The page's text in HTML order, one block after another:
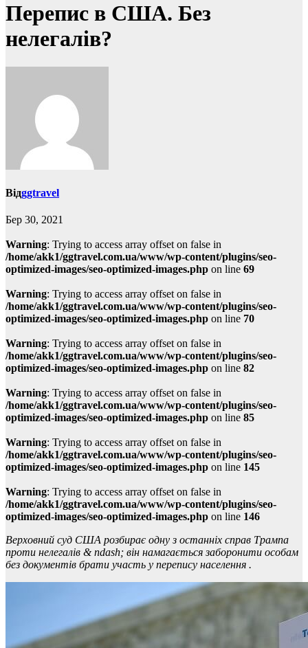
Перепис в США. Без
нелегалів?
Відggtravel
Бер 30, 2021
Warning: Trying to access array offset on false in
/home/akk1/ggtravel.com.ua/www/wp-content/plugins/seo-
optimized-images/seo-optimized-images.php on line 69
Warning: Trying to access array offset on false in
/home/akk1/ggtravel.com.ua/www/wp-content/plugins/seo-
optimized-images/seo-optimized-images.php on line 70
Warning: Trying to access array offset on false in
/home/akk1/ggtravel.com.ua/www/wp-content/plugins/seo-
optimized-images/seo-optimized-images.php on line 82
Warning: Trying to access array offset on false in
/home/akk1/ggtravel.com.ua/www/wp-content/plugins/seo-
optimized-images/seo-optimized-images.php on line 85
Warning: Trying to access array offset on false in
/home/akk1/ggtravel.com.ua/www/wp-content/plugins/seo-
optimized-images/seo-optimized-images.php on line 145
Warning: Trying to access array offset on false in
/home/akk1/ggtravel.com.ua/www/wp-content/plugins/seo-
optimized-images/seo-optimized-images.php on line 146
Верховний суд США розбирає одну з останніх справ Трампа
проти нелегалів & ndash; він намагається заборонити особам
без документів брати участь у перепису населення .